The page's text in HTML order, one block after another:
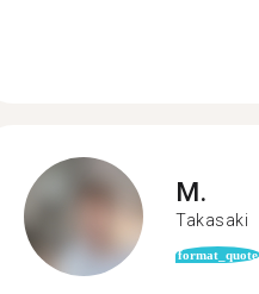
M.
Takasaki
format_quote